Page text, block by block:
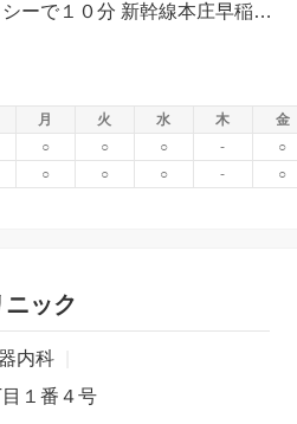
ＪＲ伊勢崎駅よりタクシーで１０分 新幹線本庄早稲田駅よりタクシーで２５分
月 火 水 木 金
○ ○ ○ - ○
○ ○ ○ - ○
ック
内科
１番４号